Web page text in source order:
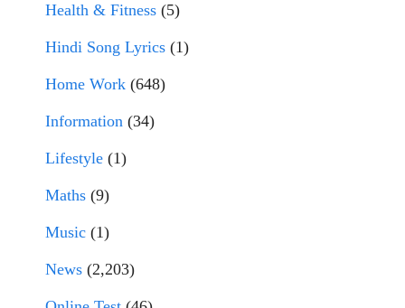
Health & Fitness (5)
Hindi Song Lyrics (1)
Home Work (648)
Information (34)
Lifestyle (1)
Maths (9)
Music (1)
News (2,203)